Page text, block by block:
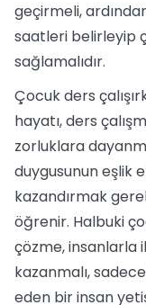
geçirmeli,
saatleri belirleyip
sağlamalıdır.
Çocuk ders
hayatı, ders
zorluklara
duygusunun eşlik
kazandırmak
öğrenir. Halbuki
çözme, insanlarla
kazanmalı,
eden bir insan